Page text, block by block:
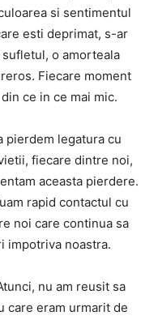
si sentimentul
esti deprimat, s-ar
o amorteala
Fiecare moment
ce in ce mai mic.
pierdem legatura cu
fiecare dintre noi,
aceasta pierdere.
rapid contactul cu
noi care continua sa
impotriva noastra.
nu am reusit sa
care eram urmarit de